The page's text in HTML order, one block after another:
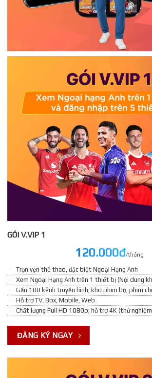
GÓI V.VIP 1
120.000đ/tháng
Trọn vẹn thể thao, đặc biệt Ngoại Hạng Anh
Xem Ngoại Hạng Anh trên 1 thiết bị (Nội dung
Gần 100 kênh truyền hình, kho phim bộ, phim
Hỗ trợ TV, Box, Mobile, Web
Chất lượng Full HD 1080p; hỗ trợ 4K (thử
ĐĂNG KÝ NGAY